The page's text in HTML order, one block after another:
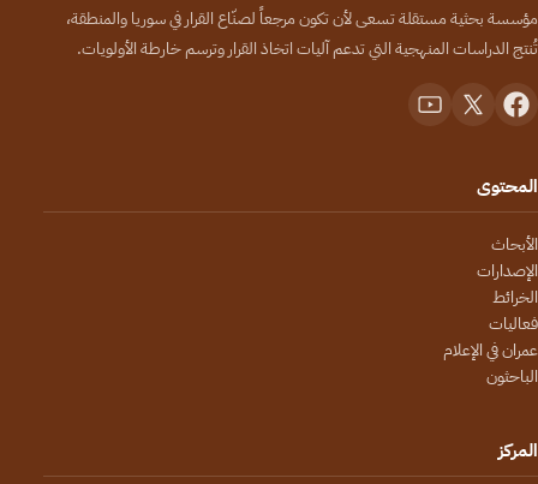
مؤسسة بحثية مستقلة تسعى لأن تكون مرجعاً لصنّاع القرار في سوريا والمنطقة،
تُنتج الدراسات المنهجية التي تدعم آليات اتخاذ القرار وترسم خارطة الأولويات.
المحتوى
الأبحاث
الإصدارات
الخرائط
فعاليات
عمران في الإعلام
الباحثون
المركز